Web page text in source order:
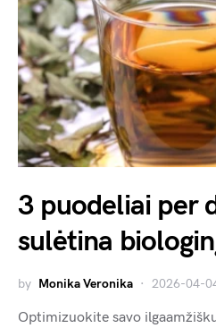
3 puodeliai per
sulėtina
by Monika Veronika 2026-04-
Optimizuokite savo